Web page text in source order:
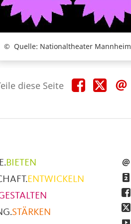
Quelle: Nationaltheater Mannheim
diese Seite Teile
diese
Teile
diese
BIETEN
ENTWICKELN
STÄRKEN